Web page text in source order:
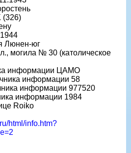
(326)
Люнен-юг
могила № 30 (католическое
информации ЦАМО
информации 58
информации 977520
информации 1984
Roiko
html/info.htm?